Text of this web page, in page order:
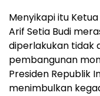
Menyikapi itu
Arif Setia Budi
diperlakukan tidak
pembangunan
Presiden Republik
menimbulkan